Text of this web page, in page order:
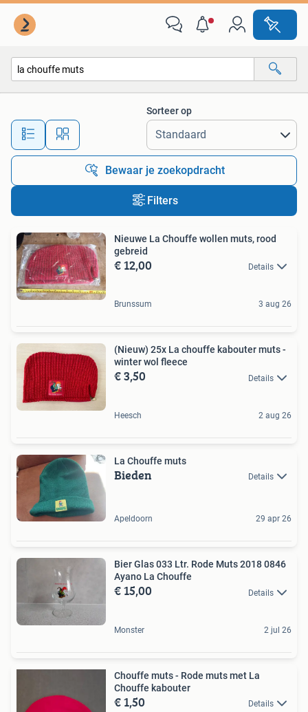
Alle afstanden…
Sorteer op
Bewaar je zoekopdracht
Filters
Nieuwe La Chouffe wollen muts, rood
gebreid
€ 12,00 Details
Brunssum 3 aug 26
(Nieuw) 25x La chouffe kabouter muts -
winter wol fleece
€ 3,50 Details
Heesch 2 aug 26
La Chouffe muts
Bieden Details
Apeldoorn 29 apr 26
Bier Glas 033 Ltr. Rode Muts 2018 0846
Ayano La Chouffe
€ 15,00 Details
Monster 2 jul 26
Chouffe muts - Rode muts met La
Chouffe kabouter
€ 1,50 Details